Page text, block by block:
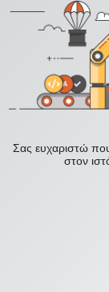
Σας ευχαριστώ που
στον